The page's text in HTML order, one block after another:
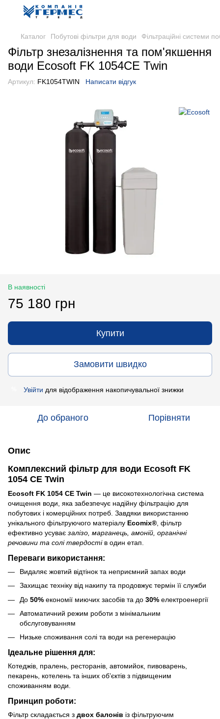
Каталог Побутові фільтри для води Фільтраційні системи
Фільтр знезалізнення та пом'якшення
води Ecosoft FK 1054CE Twin
Артикул: FK1054TWIN Написати відгук
В наявності
75 180 грн
Купити
Замовити швидко
Увійти для відображення накопичувальної знижки
До обраного Порівняти
Опис
Комплексний фільтр для води Ecosoft FK
1054 CE Twin
Ecosoft FK 1054 CE Twin — це високотехнологічна система
очищення води, яка забезпечує надійну фільтрацію для
побутових і комерційних потреб. Завдяки використанню
унікального фільтруючого матеріалу Ecomix® , фільтр
ефективно усуває залізо, марганець, амоній, органічні
речовини та солі твердостів один етап.
Переваги використання:
Видаляє жовтий відтінок та неприємний запах води
Захищає техніку від накипу та продовжує термін її служби
До 50% економії миючих засобів та до 30% електроенергії
Автоматичний режим роботи з мінімальним
обслуговуванням
Низьке споживання солі та води на регенерацію
Ідеальне рішення для:
Котеджів, пралень, ресторанів, автомийок, пивоварень,
пекарень, котелень та інших об’єктів з підвищеним
споживанням води.
Принцип роботи:
Фільтр складається з двох балонів із фільтруючим